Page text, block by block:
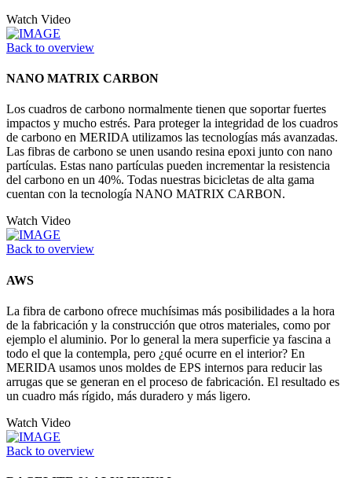
Watch Video
Back to overview
NANO MATRIX CARBON
Los cuadros de carbono normalmente tienen que soportar fuertes
impactos y mucho estrés. Para proteger la integridad de los cuadros
de carbono en MERIDA utilizamos las tecnologías más avanzadas.
Las fibras de carbono se unen usando resina epoxi junto con nano
partículas. Estas nano partículas pueden incrementar la resistencia
del carbono en un 40%. Todas nuestras bicicletas de alta gama
cuentan con la tecnología NANO MATRIX CARBON.
Watch Video
Back to overview
AWS
La fibra de carbono ofrece muchísimas más posibilidades a la hora
de la fabricación y la construcción que otros materiales, como por
ejemplo el aluminio. Por lo general la mera superficie ya fascina a
todo el que la contempla, pero ¿qué ocurre en el interior? En
MERIDA usamos unos moldes de EPS internos para reducir las
arrugas que se generan en el proceso de fabricación. El resultado es
un cuadro más rígido, más duradero y más ligero.
Watch Video
Back to overview